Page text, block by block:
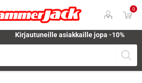
0
Kirjautuneille asiakkaille jopa -10%